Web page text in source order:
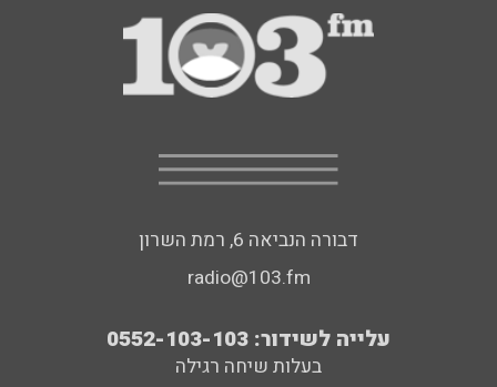
דבורה הנביאה 6, רמת השרון
radio@103.fm
עלייה לשידור: 0552-103-103
בעלות שיחה רגילה